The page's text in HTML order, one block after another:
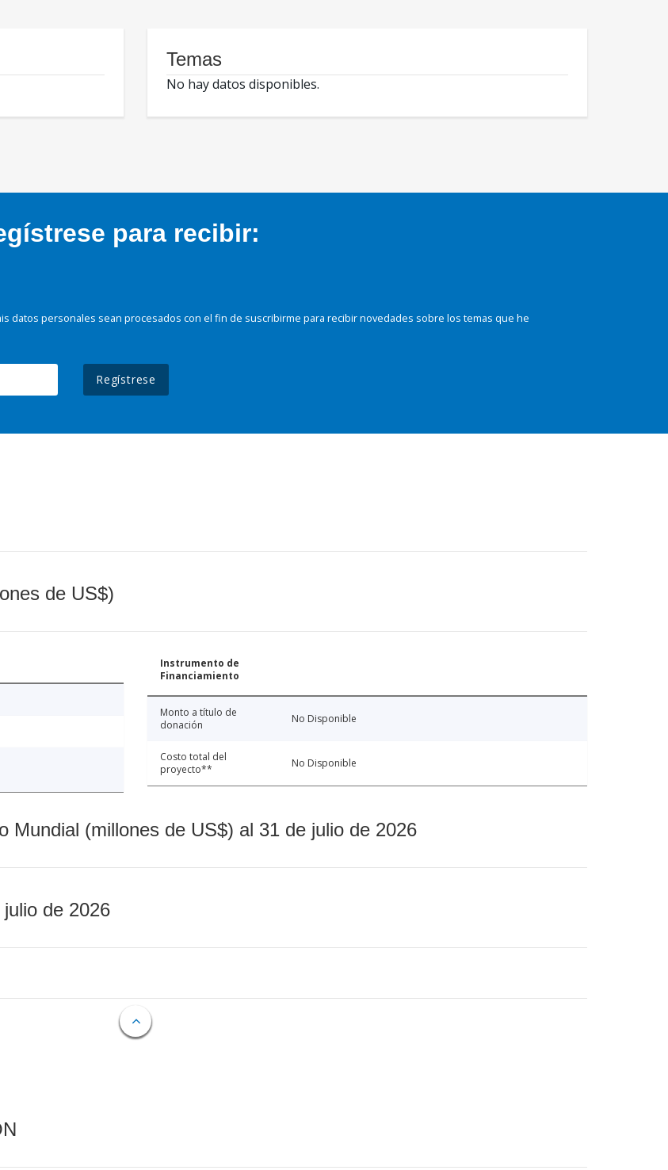
Temas
No hay datos disponibles.
para recibir:
datos personales sean procesados con el fin de suscribirme para recibir novedades sobre los temas que he
Regístrese
de US$)
Instrumento de
Financiamiento
Monto a título de
donación
No Disponible
Costo total del
proyecto**
No Disponible
Mundial (millones de US$) al 31 de julio de 2026
de 2026